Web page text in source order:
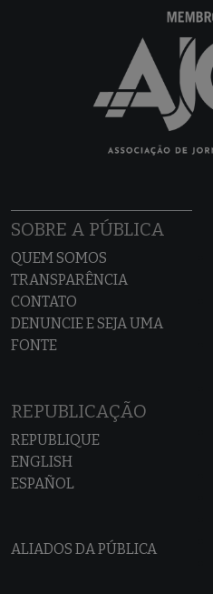
SOBRE A PÚBLICA
QUEM SOMOS
TRANSPARÊNCIA
CONTATO
DENUNCIE E SEJA UMA
FONTE
REPUBLICAÇÃO
REPUBLIQUE
ENGLISH
ESPAÑOL
ALIADOS DA PÚBLICA